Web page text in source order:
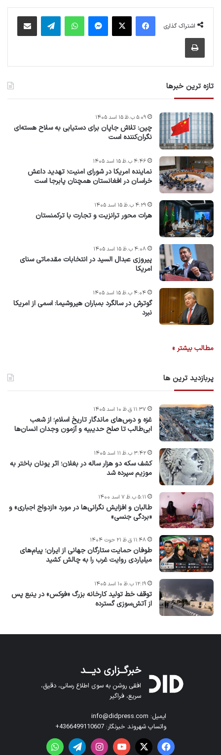
اشتراک گذاری
فیس بوک پیام رسان واتس آپ
تازه ترین خبرها
چین: تلاش جاپان برای دستیابی به سلاح هسته‌ای
نگران‌کننده است
۵:۰۹ ب.ظ ۱۵ اسد ۱۴۰۵
نماینده امریکا در شورای امنیت؛ تهدید داعش
خراسان در افغانستان همچنان پابرجا است
۴:۴۶ ب.ظ ۱۵ اسد ۱۴۰۵
هرات محور ترانزیت و تجارت با ترکمنستان
۴:۲۹ ب.ظ ۱۵ اسد ۱۴۰۵
پیروزی عبدال السید در انتخابات مقدماتی سنای
امریکا
۴:۰۸ ب.ظ ۱۵ اسد ۱۴۰۵
گوترش در سالگرد بمباران هیروشیما: اسمی از امریکا
نبرد
۴:۰۴ ب.ظ ۱۵ اسد ۱۴۰۵
مطالب بیشتر »
پربازدید ترین ها
غزه و درس‌های ماندگار تاریخ اسلام؛ از شعب
ابی‌طالب تا صلح حدیبیه و آزمون وجدان انسان‌ها
۱۱:۳۷ ق.ظ ۱۰ اسد ۱۴۰۵
کشف سکه دو هزار ساله در بغلان؛ اثر یونان باختر به
موزیم سپرده شد
۳:۴۲ ب.ظ ۱۱ اسد ۱۴۰۵
طالبان و افزایش نگرانی‌ها در مورد «ازدواج اجباری» و
«بردگی جنسی»
۵:۱۱ ب.ظ ۷ اسد ۱۴۰۰
طوفان حمایت ستارگان جهانی از ایران؛ پیام‌های
میلیاردی روایت غرب را به چالش کشید
۱۱:۴۸ ق.ظ ۲۱ حوت ۱۴۰۴
توقف خط تولید کارخانه بزرگ «فوکس» در ینبع پس
از آتش‌سوزی گسترده
۱۲:۱۹ ب.ظ ۱۰ اسد ۱۴۰۵
خبرگــزاری دیـــد
افقی روشن به سوی اطلاع رسانی، دقیق،
سریع، فراگیر
ایمیل: info@didpress.com
واتساپ شهروند خبرنگار: 4366499110607+
فیس بوک X یوتیوباینستاگرامتلگرامواتس آپ